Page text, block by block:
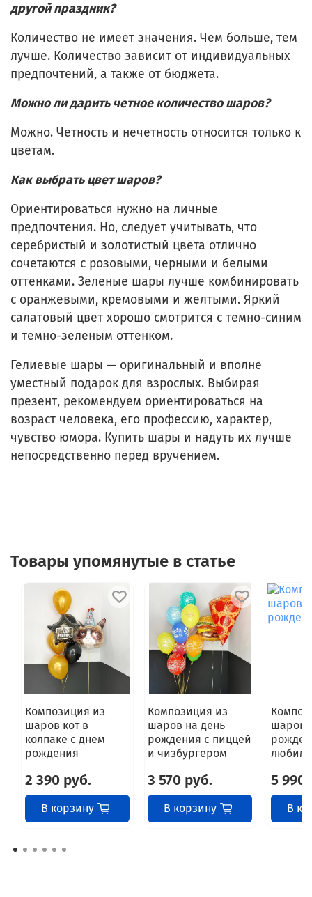
другой праздник?
Количество не имеет значения. Чем больше, тем
лучше. Количество зависит от индивидуальных
предпочтений, а также от бюджета.
Можно ли дарить четное количество шаров?
Можно. Четность и нечетность относится только к
цветам.
Как выбрать цвет шаров?
Ориентироваться нужно на личные
предпочтения. Но, следует учитывать, что
серебристый и золотистый цвета отлично
сочетаются с розовыми, черными и белыми
оттенками. Зеленые шары лучше комбинировать
с оранжевыми, кремовыми и желтыми. Яркий
салатовый цвет хорошо смотрится с темно-синим
и темно-зеленым оттенком.
Гелиевые шары — оригинальный и вполне
уместный подарок для взрослых. Выбирая
презент, рекомендуем ориентироваться на
возраст человека, его профессию, характер,
чувство юмора. Купить шары и надуть их лучше
непосредственно перед вручением.
Товары упомянутые в статье
Композиция из
шаров кот в
колпаке с днем
рождения
2 390 руб.
В корзину
Композиция из
шаров на день
рождения с пиццей
и чизбургером
3 570 руб.
В корзину
шаров
5 990
В